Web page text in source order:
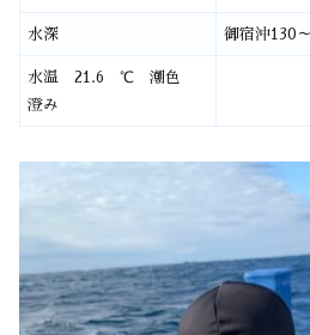
水深 御宿沖130
水温 21.6 ℃ 潮色
澄み